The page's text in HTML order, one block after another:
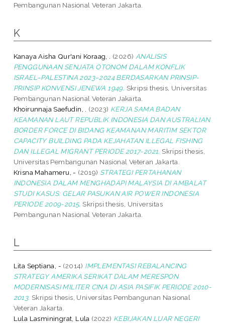
Pembangunan Nasional Veteran Jakarta.
K
Kanaya Aisha Qur'ani Koraag, . (2026) ANALISIS
PENGGUNAAN SENJATA OTONOM DALAM KONFLIK
ISRAEL–PALESTINA 2023–2024 BERDASARKAN PRINSIP-
PRINSIP KONVENSI JENEWA 1949. Skripsi thesis, Universitas
Pembangunan Nasional Veteran Jakarta.
Khoirunnaja Saefudin, .
(2023) KERJA SAMA BADAN
KEAMANAN LAUT REPUBLIK INDONESIA DAN AUSTRALIAN
BORDER FORCE DI BIDANG KEAMANAN MARITIM SEKTOR
CAPACITY BUILDING PADA KEJAHATAN ILLEGAL FISHING
DAN ILLEGAL MIGRANT PERIODE 2017-2021. Skripsi thesis,
Universitas Pembangunan Nasional Veteran Jakarta.
Krisna Mahameru, - (2019) STRATEGI PERTAHANAN
INDONESIA DALAM MENGHADAPI MALAYSIA DI AMBALAT
STUDI KASUS: GELAR PASUKAN AIR POWER INDONESIA
PERIODE 2009-2015. Skripsi thesis, Universitas
Pembangunan Nasional Veteran Jakarta.
L
Lita Septiana, - (2014) IMPLEMENTASI REBALANCING
STRATEGY AMERIKA SERIKAT DALAM MERESPON
MODERNISASI MILITER CINA DI ASIA PASIFIK PERIODE 2010-
2013. Skripsi thesis, Universitas Pembangunan Nasional
Veteran Jakarta.
Lula Lasminingrat, Lula (2022) KEBIJAKAN LUAR NEGERI